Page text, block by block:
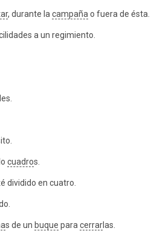
, durante lacampañao fuera de ésta.
a un regimiento.
cuadros.
dividido en cuatro.
s de un buque paracerrarlas.